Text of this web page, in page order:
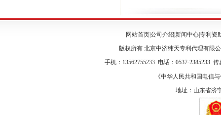
网站首页|公司介绍 新闻中心|专利资
版权所有 北京中济纬天专利代理有限
手机：13562755233 电话：0537-2385233 传
《中华人民共和国电信
地址：山东省济